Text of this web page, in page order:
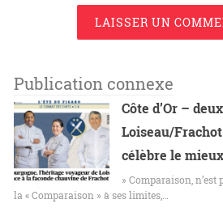
LAISSER UN
Publication connexe
Côte d’Or –
Loiseau/
célèbre le
» Comparaison,
la « Comparaison » à ses limites,…